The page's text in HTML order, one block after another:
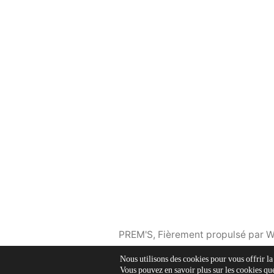
PREM'S, Fièrement propulsé par
Nous utilisons des cookies pour vous offrir
Vous pouvez en savoir plus sur les cookies